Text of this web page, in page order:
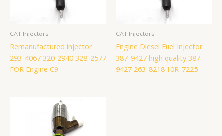
CAT Injectors
Remanufactured injector
293-4067 320-2940 328-2577
FOR Engine C9
CAT Injectors
Engine Diesel Fuel Injector
387-9427 high quality 387-
9427 263-8218 10R-7225